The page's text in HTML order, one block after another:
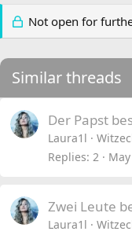
Not open for
Similar threads
Der Papst
Laura1l
Replies 2
Zwei Leute
Laura1l